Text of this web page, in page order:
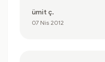
ümit ç.
07 Nis 2012